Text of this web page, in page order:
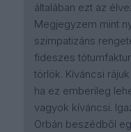
általában ezt az
Megjegyzem mint
szimpatizáns
fideszes
törlök. Kíváncsi
ha ez emberileg
vagyok kíváncsi.
Orbán beszédből